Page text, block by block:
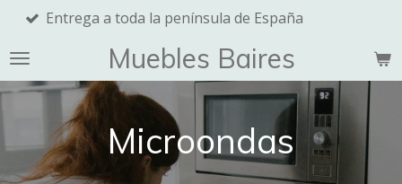
contenido
principal
Muebles Baires
de España
Microondas